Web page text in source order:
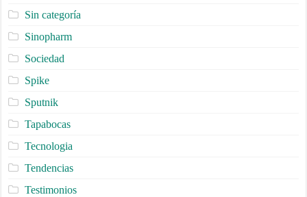
Sin categoría
Sinopharm
Sociedad
Spike
Sputnik
Tapabocas
Tecnologia
Tendencias
Testimonios